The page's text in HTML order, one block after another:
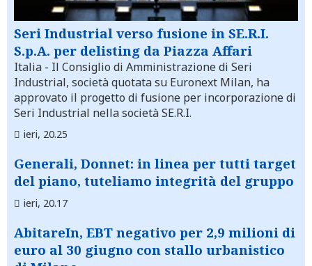
Seri Industrial verso fusione in SE.R.I.
S.p.A. per delisting da Piazza Affari
Italia - Il Consiglio di Amministrazione di Seri
Industrial, società quotata su Euronext Milan, ha
approvato il progetto di fusione per incorporazione di
Seri Industrial nella società SE.R.I.
ieri, 20.25
Generali, Donnet: in linea per tutti target
del piano, tuteliamo integrità del gruppo
ieri, 20.17
AbitareIn, EBT negativo per 2,9 milioni di
euro al 30 giugno con stallo urbanistico